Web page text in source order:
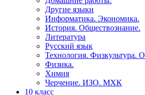
Другие языки
Информатика. Экономика.
История. Обществознание.
Литература
Русский язык
Технология. Физкультура.
Физика.
Химия
Черчение. ИЗО. МХК
10 класс